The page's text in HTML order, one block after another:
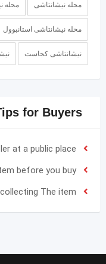
محله نیشانتاشی محله
محله نیشانتاشی استانبوول
نیشانتاشی کجاست
for Buyers
at a public place
before you buy
The item